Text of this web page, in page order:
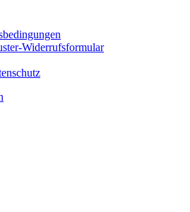
Widerrufsformular